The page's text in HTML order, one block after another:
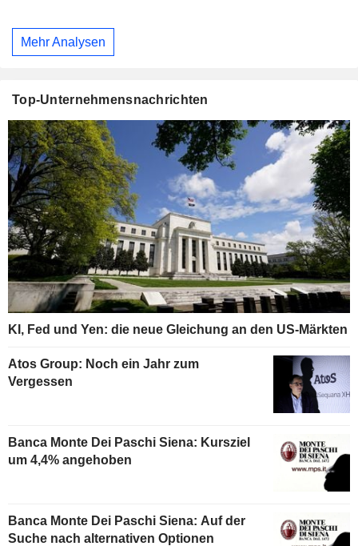
Mehr Analysen
Top-Unternehmensnachrichten
KI, Fed und Yen: die neue Gleichung an den US-Märkten
Atos Group: Noch ein Jahr zum
Vergessen
Banca Monte Dei Paschi Siena: Kursziel
um 4,4% angehoben
Banca Monte Dei Paschi Siena: Auf der
Suche nach alternativen Optionen